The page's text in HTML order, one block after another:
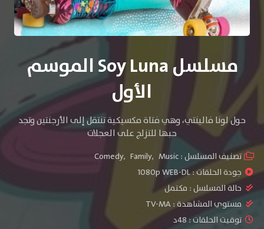
مسلسل Soy Luna الموسم
الأول
حول لونا فالينتي، وهي فتاة مكسيكية تنتقل إلى الأرجنتين وتجد
حبها للتزلج على العجلات
تصنيف المسلسل : Comedy, Family, Music
جودة الحلقات :1080p WEB-DL
حالة المسلسل : مكتمل
مستوي المشاهدة :TV-MA
توقيت الحلقات : 48د